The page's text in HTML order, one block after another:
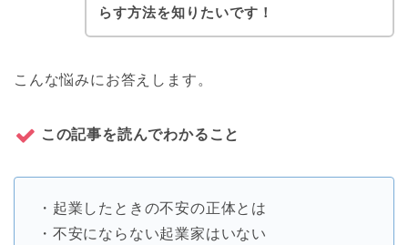
らす方法を知りたいです！
こんな悩みにお答えします。
この記事を読んでわかること
・起業したときの不安の正体とは
・不安にならない起業家はいない